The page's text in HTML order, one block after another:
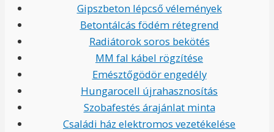
Gipszbeton lépcső vélemények
Betontálcás födém rétegrend
Radiátorok soros bekötés
MM fal kábel rögzítése
Emésztőgödör engedély
Hungarocell újrahasznosítás
Szobafestés árajánlat minta
Családi ház elektromos vezetékelése